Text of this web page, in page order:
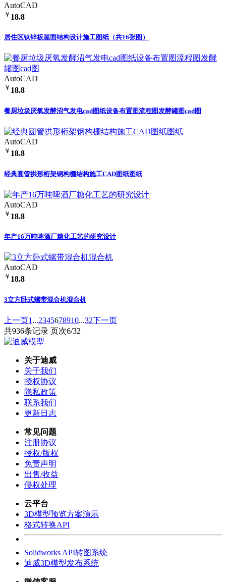
AutoCAD
￥ 18.8
居住区钛锌板屋面结构设计施工图纸（共16张图）
AutoCAD
￥ 18.8
餐厨垃圾厌氧发酵沼气发电cad图纸设备布置图流程图发酵罐图cad图
AutoCAD
￥ 18.8
经典圆管拱形桁架钢构棚结构施工CAD图纸图纸
AutoCAD
￥ 18.8
年产16万吨啤酒厂糖化工艺的研究设计
AutoCAD
￥ 18.8
3立方卧式螺带混合机混合机
上一页1 ...2345678910...32下一页
共936条记录 页次6/32
关于迪威
关于我们
授权协议
隐私政策
联系我们
更新日志
常见问题
注册协议
授权/版权
免责声明
出售/收益
侵权处理
云平台
3D模型预览方案演示
格式转换API
Solidworks API转图系统
迪威3D模型发布系统